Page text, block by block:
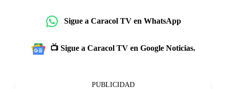
Sigue a Caracol TV en WhatsApp
📺 Sigue a Caracol TV en Google Noticias.
PUBLICIDAD